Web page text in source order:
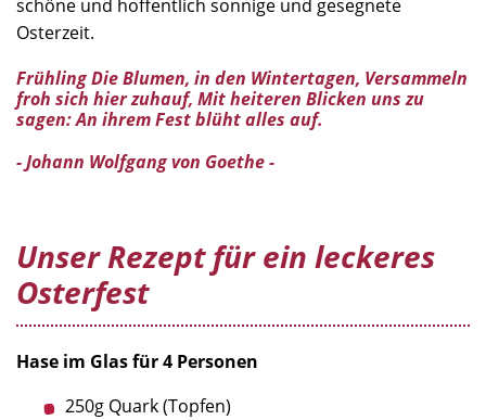
schöne und hoffentlich sonnige und gesegnete
Osterzeit.
Frühling Die Blumen, in den Wintertagen, Versammeln
froh sich hier zuhauf, Mit heiteren Blicken uns zu
sagen: An ihrem Fest blüht alles auf.
- Johann Wolfgang von Goethe -
Unser Rezept für ein leckeres
Osterfest
Hase im Glas für 4 Personen
250g Quark (Topfen)